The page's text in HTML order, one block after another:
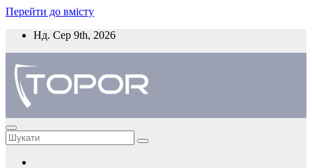
Перейти до вмісту
Нд. Сер 9th, 2026